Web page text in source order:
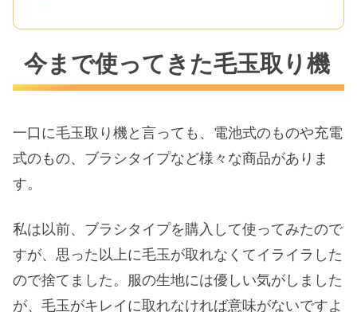
今まで使ってきた毛玉取り機
一口に毛玉取り機と言っても、電池式のものや充電
式のもの、ブラシタイプなど様々な商品がありま
す。
私は以前、ブラシタイプを購入して使ってみたので
すが、思った以上に毛玉が取れなくてイライラした
ので捨てました。服の生地には優しい気がしました
が、毛玉がキレイに取れなければ意味がないですよ